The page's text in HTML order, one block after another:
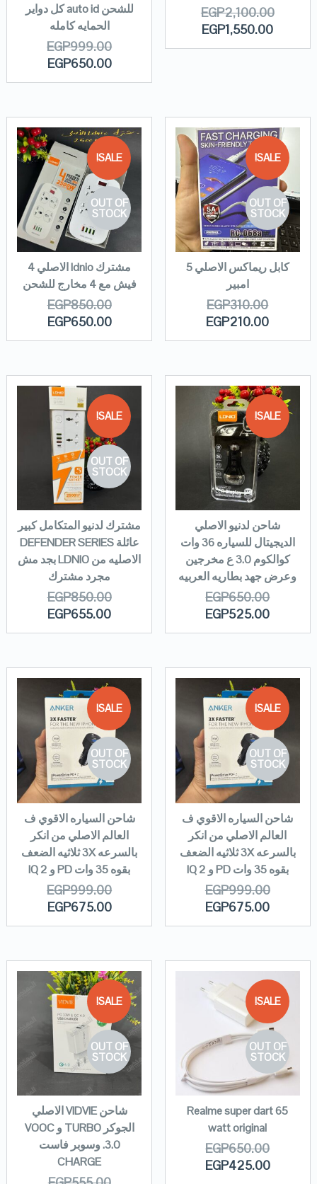
EGP2,100.00
EGP1,550.00
للشحن auto id كل دواير
الحمايه كامله
EGP999.00
EGP650.00
SALE!
OUT OF
STOCK
كابل ريماكس الاصلي 5
امبير
EGP310.00
EGP210.00
SALE!
OUT OF
STOCK
مشترك ldnio الاصلي 4
فيش مع 4 مخارج للشحن
EGP850.00
EGP650.00
SALE!
شاحن لدنيو الاصلي
الديجيتال للسياره 36 وات
كوالكوم 3.0 ع مخرجين
وعرض جهد بطاريه العربيه
EGP650.00
EGP525.00
SALE!
OUT OF
STOCK
مشترك لدنيو المتكامل كبير
عائلة DEFENDER SERIES
الاصليه من LDNIO بجد مش
مجرد مشترك
EGP850.00
EGP655.00
SALE!
OUT OF
STOCK
شاحن السياره الاقوي ف
العالم الاصلي من انكر
بالسرعه 3X ثلاثيه الضعف
بقوه 35 وات PD و IQ 2
EGP999.00
EGP675.00
SALE!
OUT OF
STOCK
شاحن السياره الاقوي ف
العالم الاصلي من انكر
بالسرعه 3X ثلاثيه الضعف
بقوه 35 وات PD و IQ 2
EGP999.00
EGP675.00
SALE!
OUT OF
STOCK
Realme super dart 65
watt original
EGP650.00
EGP425.00
SALE!
OUT OF
STOCK
شاحن VIDVIE الاصلي
الجوكر TURBO و VOOC
3.0. وسوبر فاست
CHARGE